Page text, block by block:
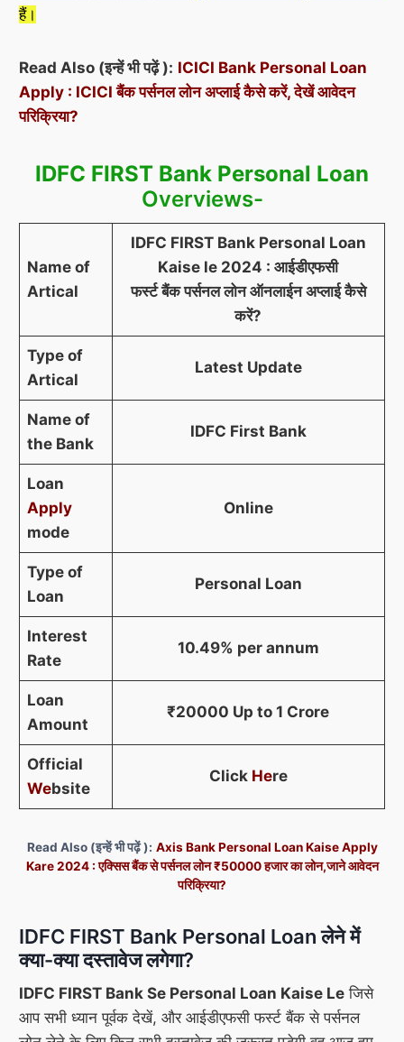
हैं।
Read Also (इन्हें भी पढ़ें ): ICICI Bank Personal Loan
Apply : ICICI बैंक पर्सनल लोन अप्लाई कैसे करें, देखें आवेदन
परिक्रिया?
IDFC FIRST Bank Personal Loan
Overviews-
Name of
Artical
IDFC FIRST Bank Personal Loan
Kaise le 2024 : आईडीएफसी
फर्स्ट बैंक पर्सनल लोन ऑनलाईन अप्लाई कैसे
करें?
Type of
Artical
Latest Update
Name of
the Bank
IDFC First Bank
Loan
Apply
mode
Online
Type of
Loan
Personal Loan
Interest
Rate
10.49% per annum
Loan
Amount
₹20000 Up to 1 Crore
Official
Website
Click Here
Read Also (इन्हें भी पढ़ें ): Axis Bank Personal Loan Kaise Apply
Kare 2024 : एक्सिस बैंक से पर्सनल लोन ₹50000 हजार का लोन,जाने आवेदन
परिक्रिया?
IDFC FIRST Bank Personal Loan लेने में
क्या-क्या दस्तावेज लगेगा?
IDFC FIRST Bank Se Personal Loan Kaise Leजिसे
आप सभी ध्यान पूर्वक देखें, और आईडीएफसी फर्स्ट बैंक से पर्सनल